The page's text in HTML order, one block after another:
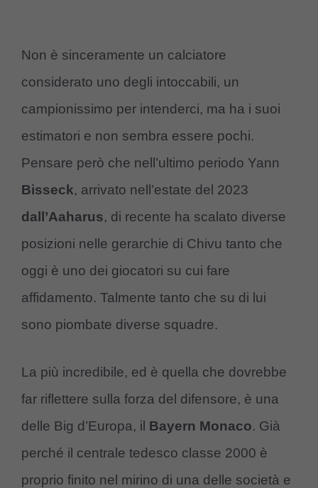
Non è sinceramente un calciatore
considerato uno degli intoccabili, un
campionissimo per intenderci, ma ha i suoi
estimatori e non sembra essere pochi.
Pensare però che nell’ultimo periodo Yann
Bisseck, arrivato nell’estate del 2023
dall’Aaharus, di recente ha scalato diverse
posizioni nelle gerarchie di Chivu tanto che
oggi è uno dei giocatori su cui fare
affidamento. Talmente tanto che su di lui
sono piombate diverse squadre.
La più incredibile, ed è quella che dovrebbe
far riflettere sulla forza del difensore, è una
delle Big d’Europa, il Bayern Monaco. Già
perché il centrale tedesco classe 2000 è
proprio finito nel mirino di una delle società e